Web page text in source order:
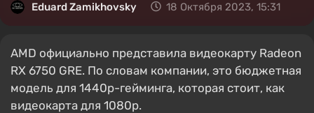
Eduard Zamikhovsky 18 Октября 2023, 15:31
AMD официально представила видеокарту Radeon
RX 6750 GRE. По словам компании, это бюджетная
модель для 1440p-гейминга, которая стоит, как
видеокарта для 1080p.